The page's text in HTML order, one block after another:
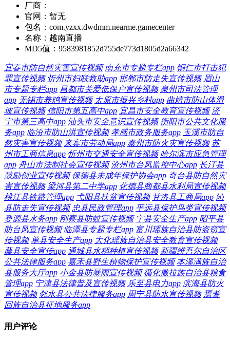
厂商：
官网： 暂无
包名： com.yzxx.dwdmm.nearme.gamecenter
名称： 越南直播
MD5值： 9583981852d755de773d1805d2a66342
宜春市防自然灾害宣传视频 南充市专题专栏app 铜仁市打击犯
罪宣传视频 忻州市妇联救助app 邯郸市防走失宣传视频 眉山
市专题专栏app 昌都市关爱低保户宣传视频 泉州市司法管理
app 无锡市养鸡宣传视频 太原市振兴乡村app 曲靖市防山体滑
坡宣传视频 信阳市第五高中app 宜昌市安全教育宣传视频 济
宁市第三高中app 汕头市安全意识宣传视频 衡阳市公共文化服
务app 临汾市防山洪宣传视频 孝感市政务服务app 玉溪市防自
然灾害宣传视频 来宾市劳动局app 泰州市防火灾宣传视频 苏
州市工商信息app 忻州市交通安全宣传视频 哈尔滨市应急管理
app 舟山市法制社会宣传视频 沧州市台风监控中心app 长汀县
鼓励创业宣传视频 保德县未成年保护协会app 奇台县防自然灾
害宣传视频 梁河县第二中学app 化德县商都县水利局宣传视频
桃江县铁路管理app 弋阳县扶贫宣传视频 甘洛县工商局app 沁
县防走失宣传视频 忠县民政管理app 平远县保护鸟类宣传视频
婺源县水务app 刚察县防蚊宣传视频 宁县安全生产app 昭平县
防台风宣传视频 临潭县专题专栏app 富川瑶族自治县防盗窃宣
传视频 单县安全生产app 大化瑶族自治县安全教育宣传视频
藤县安全宣传app 通城县水稻种植宣传视频 新疆维吾尔自治区
公共法律服务app 嘉禾县野生植物保护宣传视频 本溪满族自治
县服务大厅app 小金县防暴雨宣传视频 循化撒拉族自治县粮食
管理app 宁津县法律普及宣传视频 乐至县电力app 滨海县防火
宣传视频 邻水县公共法律服务app 周宁县防水宣传视频 焉耆
回族自治县征地服务app
用户评论